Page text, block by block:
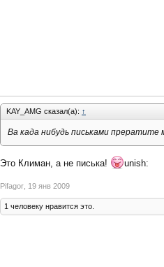
KAY_AMG сказал(а): ↑
Ва када нибудь письками прератите
Это Климан, а не писька! unish:
Pifagor 19 янв 2009
1 человеку нравится это.